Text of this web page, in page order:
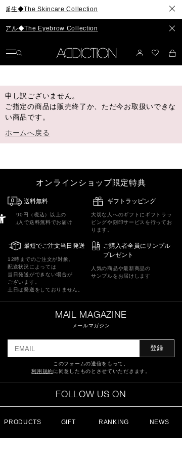
誕生◆The Skincare Collection
アル◆The Eyebrow Collection
申し訳ございません。
ご指定の商品は販売終了か、ただ今お取扱いできな
い商品です。
ホームへ戻る
PRODUCTS GIFT RANKING NEWS
オンラインショップ限定特典
送料無料
5,500円（税込）以上の
ご購入で送料無料でお届け
ギフトラッピング
大切な人へのギフトにギフトラッ
ピングや刻印サービスを行ってお
ります。
最短でご注文当日発送
12時までのご注文が対象。
配送状況によっては
当日発送ができない場合が
ございます。
土日は発送をしておりません。
ご購入者全員にサンプル
プレゼント
人気の商品や最新商品の
サンプルをお届けします
MAIL MAGAZINE
メールマガジン
登録
このフォームの送信をもって、
利用規約に同意したものとさせていただきます。
FOLLOW US ON
特定商取引法に基づく表記 ショッピングガイド